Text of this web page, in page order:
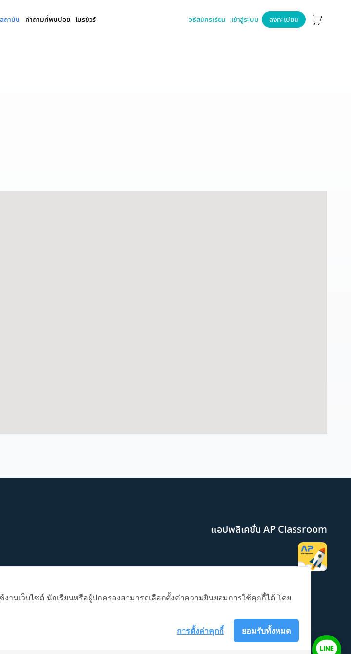
ถาบัน คำถามที่พบบ่อย โบรชัวร์ วิธีสมัครเรียน เข้าสู่ระบบ ลงทะเบียน
แอปพลิเคชั่น AP Classroom
นเว็บไซต์ นักเรียนหรือผู้ปกครองสามารถเลือกตั้งค่าความยินยอมการใช้คุกกี้ได้ โดย
ยอมรับทั้งหมด
การตั้งค่าคุกกี้